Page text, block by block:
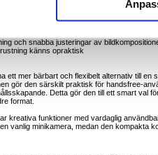
och snabba justeringar av
känns opraktisk
ett mer bärbart och flexibelt alternativ till en
gör den särskilt praktisk för handsfree-
Detta gör den till ett smart val
format.
kreativa funktioner med vardaglig
vanlig minikamera, medan den kompakta